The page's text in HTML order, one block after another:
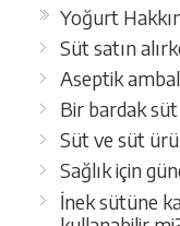
Yoğurt
Süt satın
Aseptik
Bir bardak süt
Süt ve süt
Sağlık için
İnek sütüne